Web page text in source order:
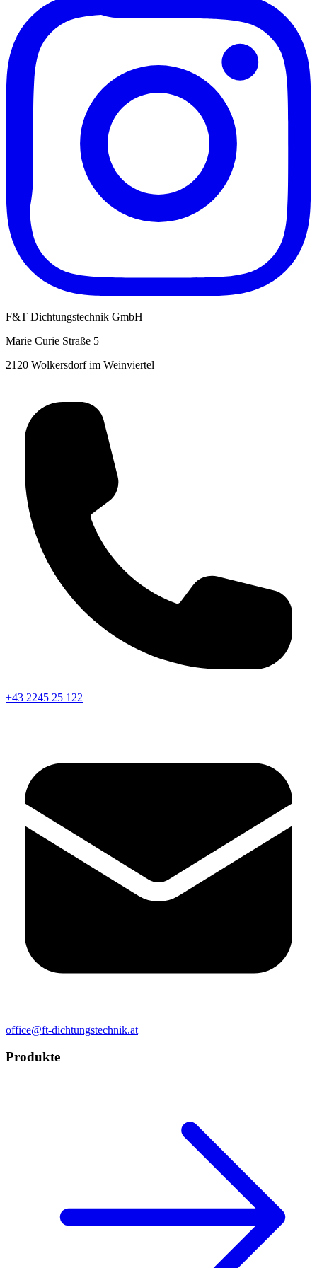
F&T Dichtungstechnik GmbH
Marie Curie Straße 5
2120 Wolkersdorf im Weinviertel
+43 2245 25 122
office@ft-dichtungstechnik.at
Produkte